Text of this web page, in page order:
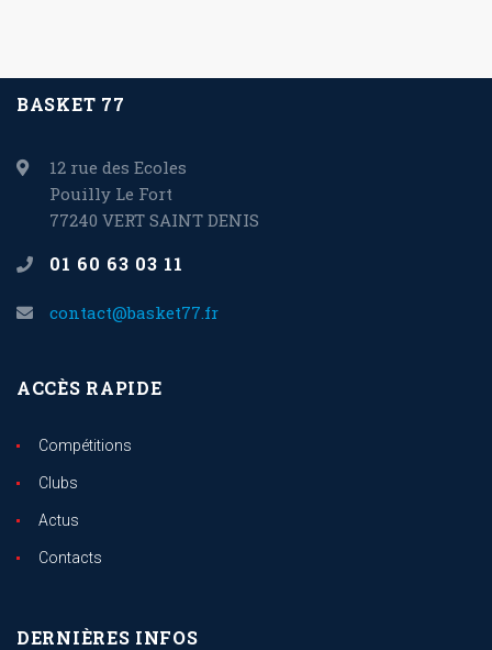
BASKET 77
12 rue des Ecoles
Pouilly Le Fort
77240 VERT SAINT DENIS
01 60 63 03 11
contact@basket77.fr
ACCÈS RAPIDE
Compétitions
Clubs
Actus
Contacts
DERNIÈRES INFOS